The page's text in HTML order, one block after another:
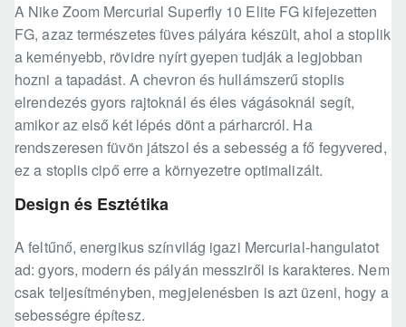
A Nike Zoom Mercurial Superfly 10 Elite FG kifejezetten
FG, azaz természetes füves pályára készült, ahol a stoplik
a keményebb, rövidre nyírt gyepen tudják a legjobban
hozni a tapadást. A chevron és hullámszerű stoplis
elrendezés gyors rajtoknál és éles vágásoknál segít,
amikor az első két lépés dönt a párharcról. Ha
rendszeresen füvön játszol és a sebesség a fő fegyvered,
ez a stoplis cipő erre a környezetre optimalizált.
Design és Esztétika
A feltűnő, energikus színvilág igazi Mercurial-hangulatot
ad: gyors, modern és pályán messziről is karakteres. Nem
csak teljesítményben, megjelenésben is azt üzeni, hogy a
sebességre építesz.